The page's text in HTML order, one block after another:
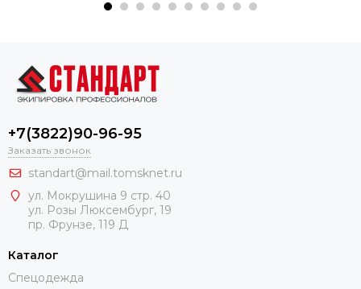
+7(3822)90-96-95
Заказать звонок
standart@mail.tomsknet.ru
ул. Мокрушина 9 стр. 40
ул. Розы Люксембург, 19
пр. Фрунзе, 119 Д
Каталог
Спецодежда